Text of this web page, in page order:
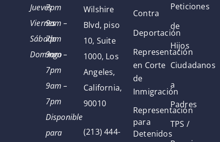
Jueves
Viernes
Sábado
Domingo
7pm
9am –
7pm
9am –
7pm
9am –
7pm
Disponible
para
Wilshire
Blvd, piso
10, Suite
1000, Los
Angeles,
California,
90010
(213) 444-
Contra
Deportación
Representación
en Corte
de
Inmigración
Representación
para
Detenidos
Peticiones
de
Hijos
Ciudadanos
a
Padres
TPS /